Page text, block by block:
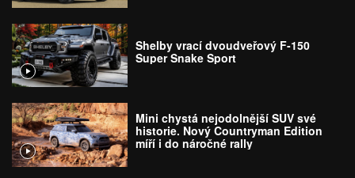
Shelby vrací dvoudveřový F-150
Super Snake Sport
Mini chystá nejodolnější SUV své
historie. Nový Countryman Edition
míří i do náročné rally